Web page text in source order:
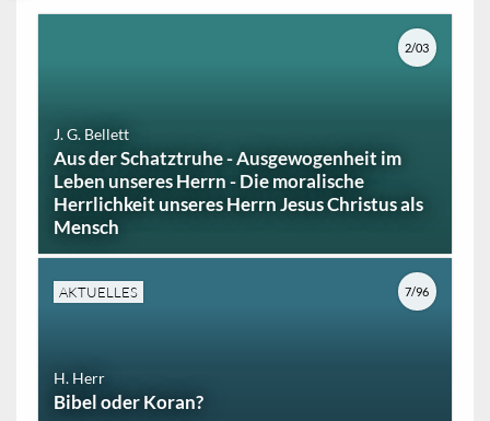
J. G. Bellett
Aus der Schatztruhe - Ausgewogenheit im
Leben unseres Herrn - Die moralische
Herrlichkeit unseres Herrn Jesus Christus als
Mensch
2/03
AKTUELLES
H. Herr
Bibel oder Koran?
7/96